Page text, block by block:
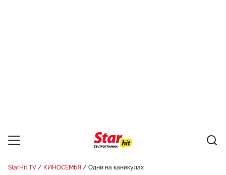
StarHit TV КИНОСЕМЬЯ Одни на каникулах